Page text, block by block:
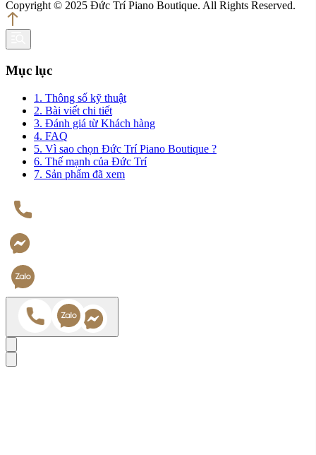
Copyright © 2025 Đức Trí Piano Boutique. All Rights Reserved.
Mục lục
1. Thông số kỹ thuật
2. Bài viết chi tiết
3. Đánh giá từ Khách hàng
4. FAQ
5. Vì sao chọn Đức Trí Piano Boutique ?
6. Thế mạnh của Đức Trí
7. Sản phẩm đã xem